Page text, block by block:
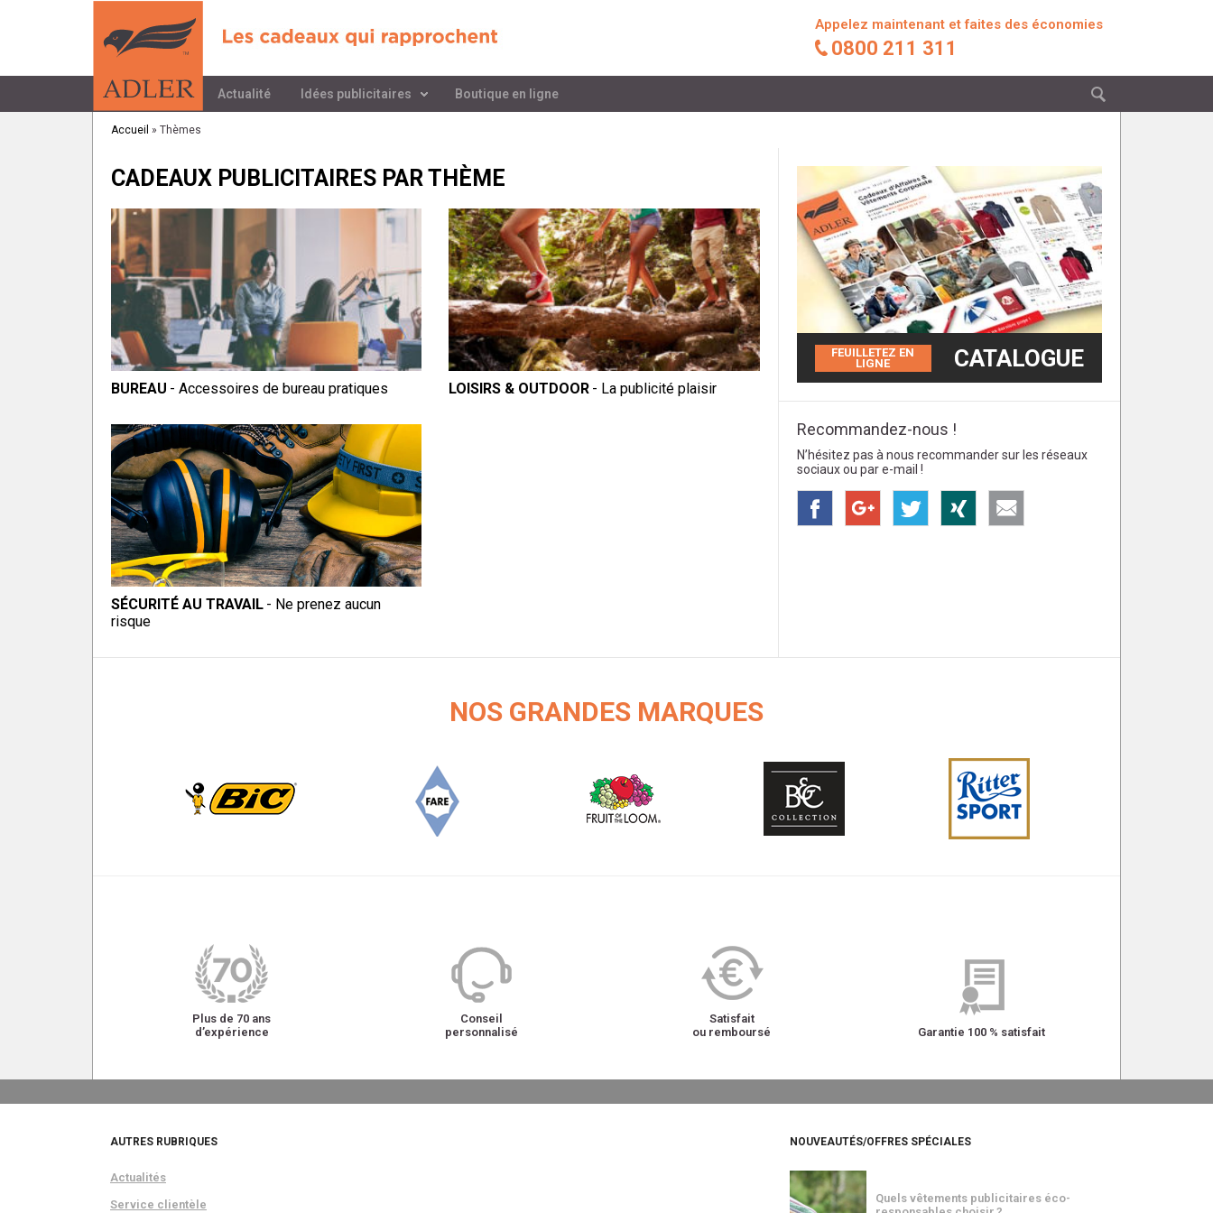
Appelez maintenant et faites des économies
0800 211 311
Actualité Idées publicitaires Boutique en ligne
Accueil » Thèmes
CADEAUX PUBLICITAIRES PAR THÈME
BUREAU - Accessoires de bureau pratiques LOISIRS & OUTDOOR - La publicité plaisir
SÉCURITÉ AU TRAVAIL - Ne prenez aucun
risque
FEUILLETEZ EN
LIGNE
CATALOGUE
Recommandez-nous !
N’hésitez pas à nous recommander sur les réseaux
sociaux ou par e-mail !
NOS GRANDES MARQUES
Plus de 70 ans
d’expérience
Conseil
personnalisé
Satisfait
ou remboursé
Garantie 100 % satisfait
AUTRES RUBRIQUES
Actualités
Service clientèle
NOUVEAUTÉS/OFFRES SPÉCIALES
Quels vêtements publicitaires éco-